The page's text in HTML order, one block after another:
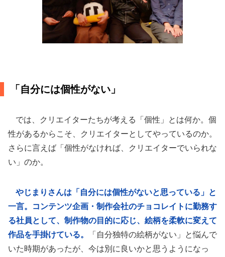
「自分には個性がない」
では、クリエイターたちが考える「個性」とは何か。個
性があるからこそ、クリエイターとしてやっているのか。
さらに言えば「個性がなければ、クリエイターでいられな
い」のか。
やじまりさんは「自分には個性がないと思っている」と
一言。コンテンツ企画・制作会社のチョコレイトに勤務す
る社員として、制作物の目的に応じ、絵柄を柔軟に変えて
作品を手掛けている。
「自分独特の絵柄がない」と悩んで
いた時期があったが、今は別に良いかと思うようになっ